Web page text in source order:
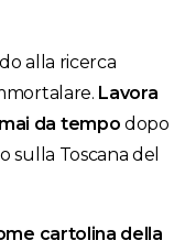
alla ricerca
Lavora
da tempo dopo
sulla Toscana del
cartolina della